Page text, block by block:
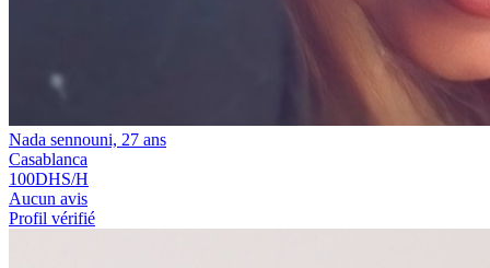
Nada sennouni, 27 ans
Casablanca
100DHS/H
Aucun avis
Profil vérifié